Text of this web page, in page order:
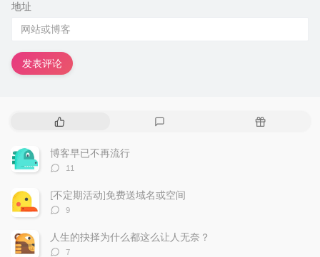
地址
发表评论
热
文
章
随
博客早已不再流行
评
数：
11
[不定期活动]免费送域名或空间
评
数：
9
人生的抉择为什么都这么让人无奈？
评
7